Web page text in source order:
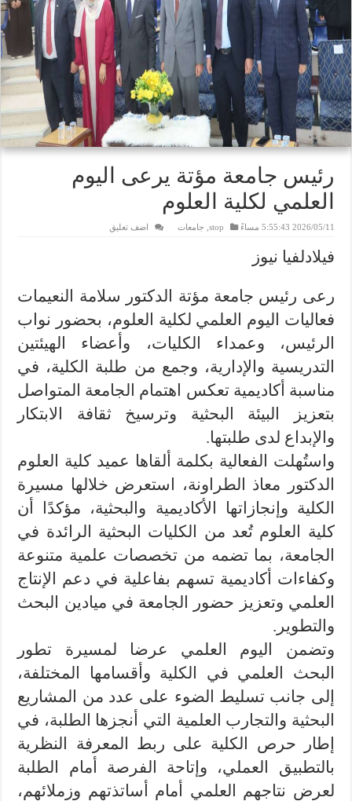
رئيس جامعة مؤتة يرعى اليوم
العلمي لكلية العلوم
2026/05/11 5:55:43 مساءً stop جامعات اضف تعليق
فيلادلفيا نيوز
رعى رئيس جامعة مؤتة الدكتور سلامة النعيمات
فعاليات اليوم العلمي لكلية العلوم، بحضور نواب
الرئيس، وعمداء الكليات، وأعضاء الهيئتين
التدريسية والإدارية، وجمع من طلبة الكلية، في
مناسبة أكاديمية تعكس اهتمام الجامعة المتواصل
بتعزيز البيئة البحثية وترسيخ ثقافة الابتكار
والإبداع لدى طلبتها.
واستُهلت الفعالية بكلمة ألقاها عميد كلية العلوم
الدكتور معاذ الطراونة، استعرض خلالها مسيرة
الكلية وإنجازاتها الأكاديمية والبحثية، مؤكدًا أن
كلية العلوم تُعد من الكليات البحثية الرائدة في
الجامعة، بما تضمه من تخصصات علمية متنوعة
وكفاءات أكاديمية تسهم بفاعلية في دعم الإنتاج
العلمي وتعزيز حضور الجامعة في ميادين البحث
والتطوير.
وتضمن اليوم العلمي عرضا لمسيرة تطور
البحث العلمي في الكلية وأقسامها المختلفة،
إلى جانب تسليط الضوء على عدد من المشاريع
البحثية والتجارب العلمية التي أنجزها الطلبة، في
إطار حرص الكلية على ربط المعرفة النظرية
بالتطبيق العملي، وإتاحة الفرصة أمام الطلبة
لعرض نتاجهم العلمي أمام أساتذتهم وزملائهم،